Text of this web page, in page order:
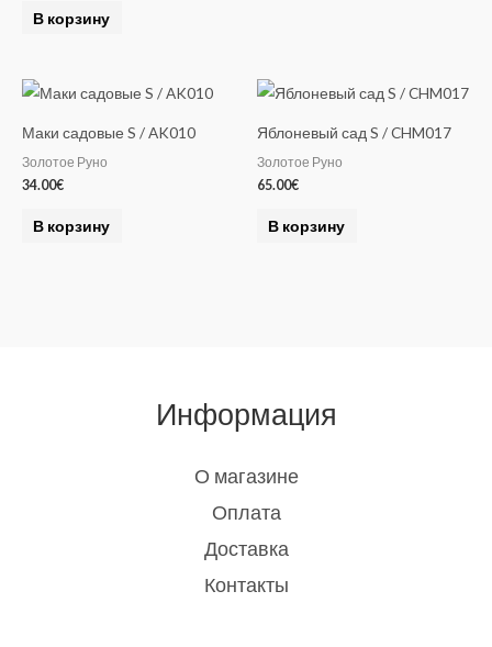
В корзину
Маки садовые S / AK010
Золотое Руно
34.00€
В корзину
Яблоневый сад S / CHM017
Золотое Руно
65.00€
В корзину
Информация
О магазине
Оплата
Доставка
Контакты